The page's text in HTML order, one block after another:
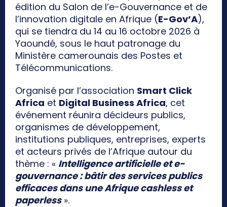
édition du Salon de l’e-Gouvernance et de
l’innovation digitale en Afrique (E-Gov’A),
qui se tiendra du 14 au 16 octobre 2026 à
Yaoundé, sous le haut patronage du
Ministère camerounais des Postes et
Télécommunications.
Organisé par l’association Smart Click
Africa et Digital Business Africa, cet
événement réunira décideurs publics,
organismes de développement,
institutions publiques, entreprises, experts
et acteurs privés de l’Afrique autour du
thème : « Intelligence artificielle et e-
gouvernance : bâtir des services publics
efficaces dans une Afrique cashless et
paperless».